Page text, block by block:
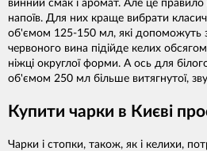
винний смак і аромат. Але це правило
напоїв. Для них краще вибрати
об'ємом 125-150 мл, які допоможуть
червоного вина підійде келих
ніжці округлої форми. А ось для
об'ємом 250 мл більше витягнутої,
Купити чарки в Києві
Чарки і стопки, також, як і келихи,